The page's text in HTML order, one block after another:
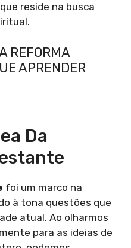
reside na busca
REFORMA
APRENDER
Da
foi um marco na
à tona questões que
atual. Ao olharmos
para as ideias de